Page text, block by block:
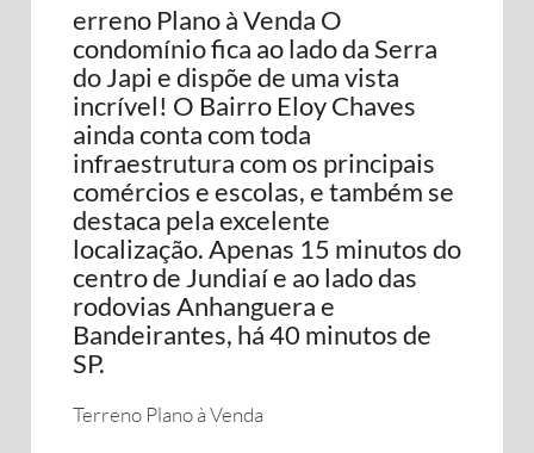
erreno Plano à Venda O
condomínio fica ao lado da Serra
do Japi e dispõe de uma vista
incrível! O Bairro Eloy Chaves
ainda conta com toda
infraestrutura com os principais
comércios e escolas, e também se
destaca pela excelente
localização. Apenas 15 minutos do
centro de Jundiaí e ao lado das
rodovias Anhanguera e
Bandeirantes, há 40 minutos de
SP.
Terreno Plano à Venda